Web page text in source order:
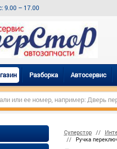
9.00 – 17.00
Разборка Автосервис
Суперстор
Ручка